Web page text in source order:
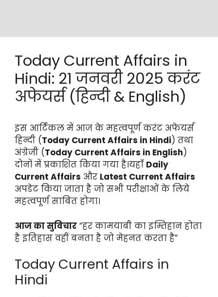
Today Current Affairs in
Hindi: 21 जनवरी 2025 करंट
अफेयर्स (हिन्दी & English)
इस आर्टिकल में आज के महत्वपूर्ण करंट अफेयर्स
हिन्दी (Today Current Affairs in Hindi) तथा
अंग्रेजी (Today Current Affairs in English)
दोनों में प्रकाशित किया गया है।यहाँ Daily
Current Affairs और Latest Current Affairs
अपडेट किया जाता है जो सभी परीक्षाओं के लिये
महत्वपूर्ण साबित होगा।
आज का सुविचार “हर कामयाबी का इम्तिहान होता
है इतिहास वहीं बनता है जो मेहनत करता है”
Today Current Affairs in
Hindi